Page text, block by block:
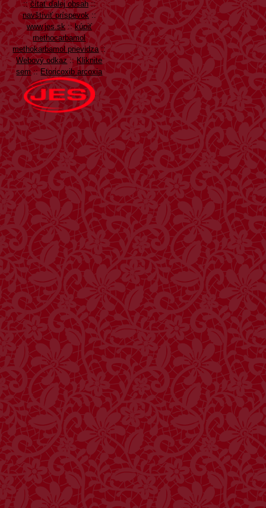
::čítať ďalej obsah::
navštíviť príspevok::
www.jes.sk:: kúpiť
methocarbamol
methokarbamol prievidza ::
Webový odkaz::Kliknite
sem::Etoricoxib arcoxia